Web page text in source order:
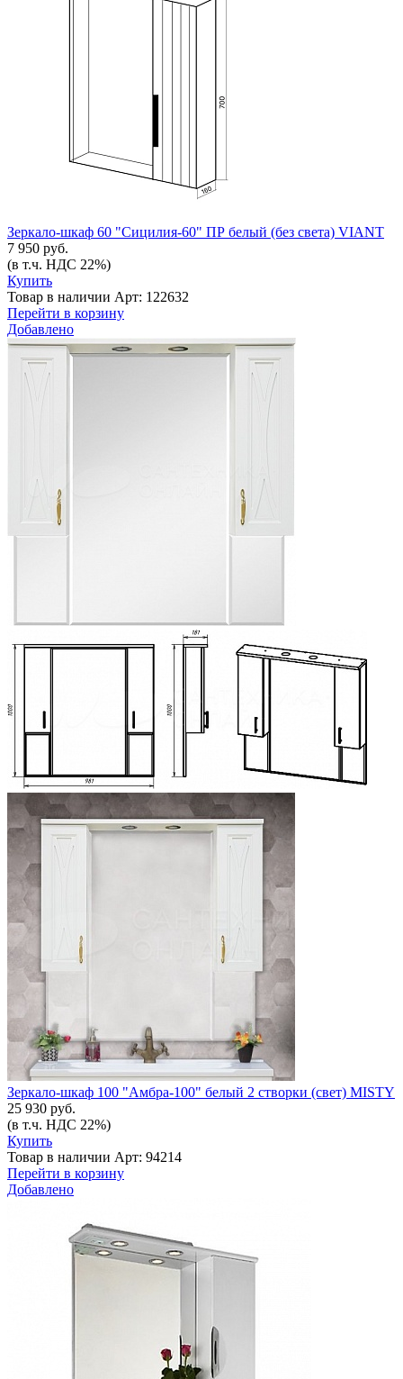
Зеркало-шкаф 60 "Сицилия-60" ПР белый (без света) VIANT
7 950 руб.
(в т.ч. НДС 22%)
Купить
Товар в наличии Арт: 122632
Перейти в корзину
Добавлено
Зеркало-шкаф 100 "Амбра-100" белый 2 створки (свет) MISTY
25 930 руб.
(в т.ч. НДС 22%)
Купить
Товар в наличии Арт: 94214
Перейти в корзину
Добавлено